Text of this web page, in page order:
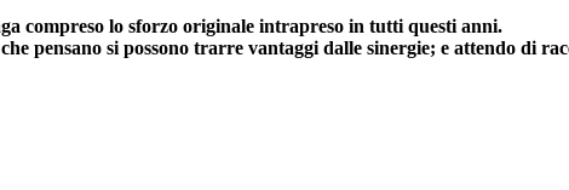
compreso lo sforzo originale intrapreso in tutti questi anni.
pensano si possono trarre vantaggi dalle sinergie; e attendo di